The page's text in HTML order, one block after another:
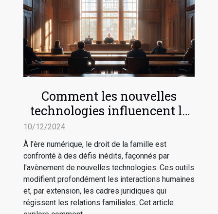
Comment les nouvelles
technologies influencent le
droit de la famille
10/12/2024
À l'ère numérique, le droit de la famille est
confronté à des défis inédits, façonnés par
l'avènement de nouvelles technologies. Ces outils
modifient profondément les interactions humaines
et, par extension, les cadres juridiques qui
régissent les relations familiales. Cet article